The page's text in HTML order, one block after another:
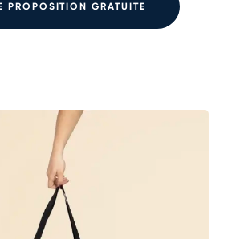
PROPOSITION GRATUITE